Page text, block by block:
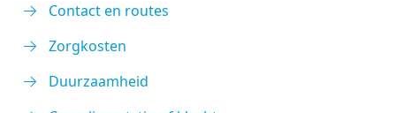
Contact en routes
Zorgkosten
Duurzaamheid